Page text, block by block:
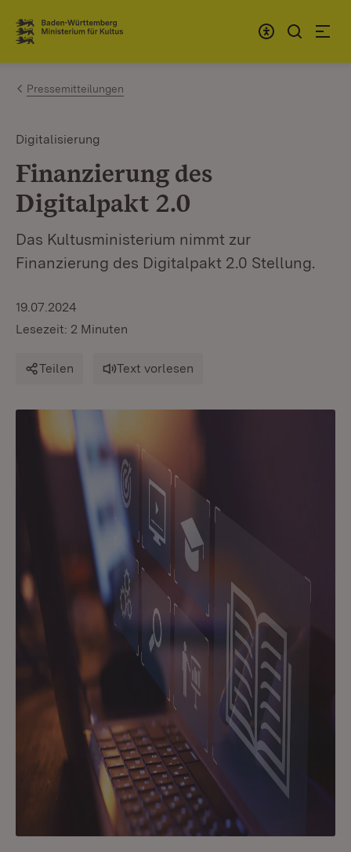
Zum Inhalt springen
Link zur Startseite
Pressemitteilungen
Digitalisierung
Finanzierung des
Digitalpakt 2.0
Das Kultusministerium nimmt zur
Finanzierung des Digitalpakt 2.0 Stellung.
19.07.2024
Lesezeit: 2 Minuten
Teilen Text vorlesen